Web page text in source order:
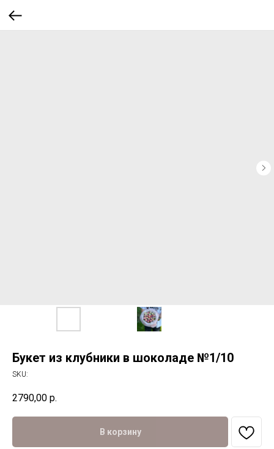
Букет из клубники в шоколаде №1/10
SKU:
2790,00 р.
В корзину